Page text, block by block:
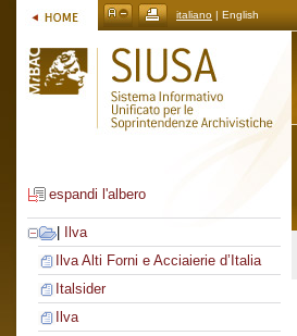
italiano | English
espandi l'albero
Ilva
Ilva Alti Forni e Acciaierie d’Italia
Italsider
Ilva